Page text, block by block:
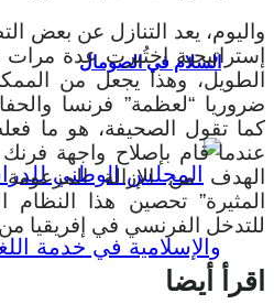
السلام في الصومال
واليوم، يعد التنازل عن بعض
إستراتيجية اختُبرت عدة مرات
الطويل، وهذا يجعل من
ضروريا “لعظمة” فرنسا
عندما قام بإصلاح واجهة
الهدف من الإزالة
المثيرة” تحصين هذا النظام
للتدخل الفرنسي في إفريقيا من
اقرأ أيضا